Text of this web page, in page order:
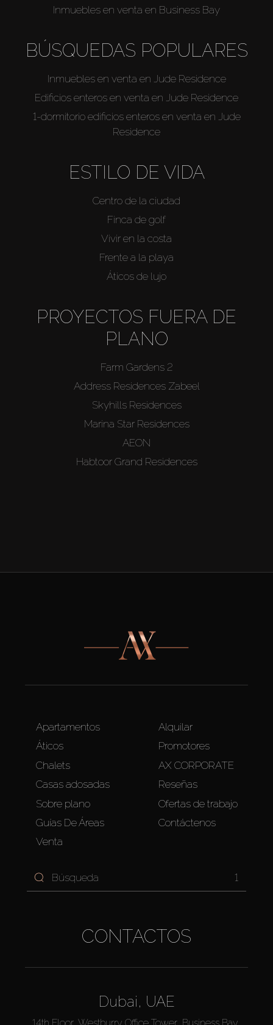
Inmuebles en venta en Business Bay
BÚSQUEDAS POPULARES
Inmuebles en venta en Jude Residence
Edificios enteros en venta en Jude Residence
1-dormitorio edificios enteros en venta en Jude
Residence
ESTILO DE VIDA
Centro de la ciudad
Finca de golf
Vivir en la costa
Frente a la playa
Áticos de lujo
PROYECTOS FUERA DE
PLANO
Farm Gardens 2
Address Residences Zabeel
Skyhills Residences
Marina Star Residences
AEON
Habtoor Grand Residences
Apartamentos
Áticos
Chalets
Casas adosadas
Sobre plano
Guías De Áreas
Venta
Alquilar
Promotores
AX CORPORATE
Reseñas
Ofertas de trabajo
Contáctenos
1
CONTACTOS
Dubai, UAE